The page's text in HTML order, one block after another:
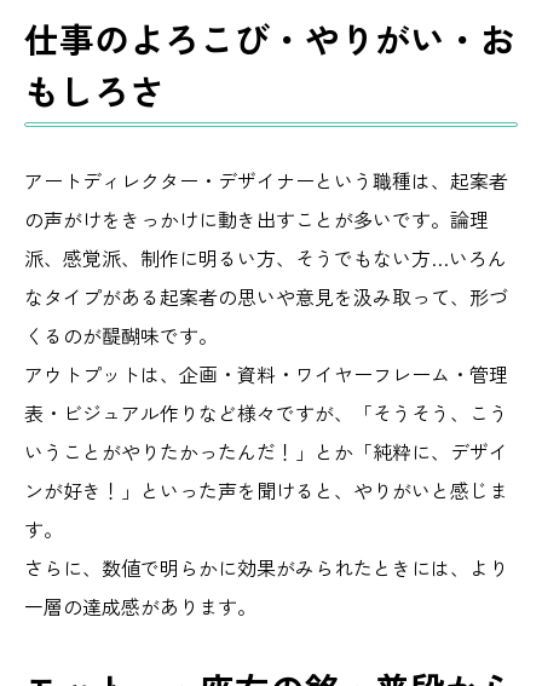
仕事のよろこび・やりがい・お
もしろさ
アートディレクター・デザイナーという職種は、起案者
の声がけをきっかけに動き出すことが多いです。論理
派、感覚派、制作に明るい方、そうでもない方…いろん
なタイプがある起案者の思いや意見を汲み取って、形づ
くるのが醍醐味です。
アウトプットは、企画・資料・ワイヤーフレーム・管理
表・ビジュアル作りなど様々ですが、「そうそう、こう
いうことがやりたかったんだ！」とか「純粋に、デザイ
ンが好き！」といった声を聞けると、やりがいと感じま
す。
さらに、数値で明らかに効果がみられたときには、より
一層の達成感があります。